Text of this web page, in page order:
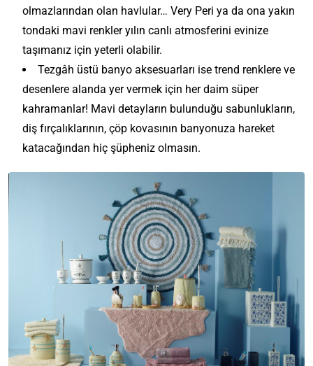
olmazlarından olan havlular… Very Peri ya da ona yakın
tondaki mavi renkler yılın canlı atmosferini evinize
taşımanız için yeterli olabilir.
Tezgâh üstü banyo aksesuarları ise trend renklere ve
desenlere alanda yer vermek için her daim süper
kahramanlar! Mavi detayların bulunduğu sabunlukların,
diş fırçalıklarının, çöp kovasının banyonuza hareket
katacağından hiç şüpheniz olmasın.